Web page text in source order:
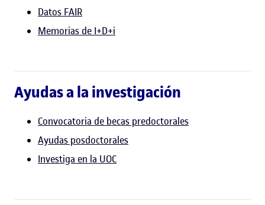
Datos FAIR
Memorias de I+D+i
Ayudas a la investigación
Convocatoria de becas predoctorales
Ayudas posdoctorales
Investiga en la UOC